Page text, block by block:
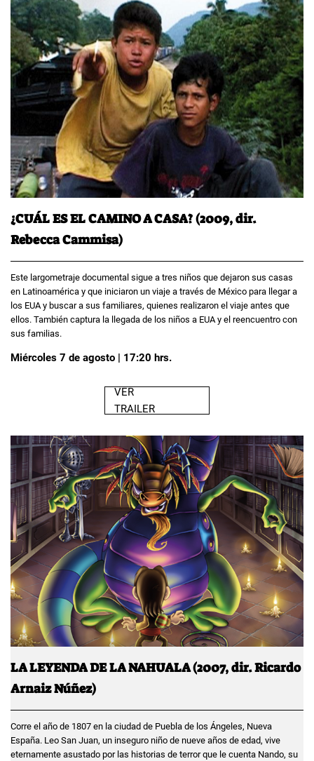
¿CUÁL ES EL CAMINO A CASA? (2009, dir.
Rebecca Cammisa)
Este largometraje documental sigue a tres niños que dejaron sus casas
en Latinoamérica y que iniciaron un viaje a través de México para llegar a
los EUA y buscar a sus familiares, quienes realizaron el viaje antes que
ellos. También captura la llegada de los niños a EUA y el reencuentro con
sus familias.
Miércoles 7 de agosto | 17:20 hrs.
VER
TRAILER
LA LEYENDA DE LA NAHUALA (2007, dir. Ricardo
Arnaiz Núñez)
Corre el año de 1807 en la ciudad de Puebla de los Ángeles, Nueva
España. Leo San Juan, un inseguro niño de nueve años de edad, vive
eternamente asustado por las historias de terror que le cuenta Nando, su